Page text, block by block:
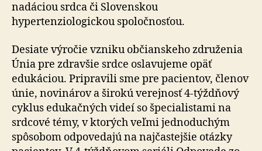
nadáciou srdca či Slovenskou
hypertenziologickou spoločnosťou.
Desiate výročie vzniku občianskeho združenia
Únia pre zdravšie srdce oslavujeme opäť
edukáciou. Pripravili sme pre pacientov, členov
únie, novinárov a širokú verejnosť 4-týždňový
cyklus edukačných videí so špecialistami na
srdcové témy, v ktorých veľmi jednoduchým
spôsobom odpovedajú na najčastejšie otázky